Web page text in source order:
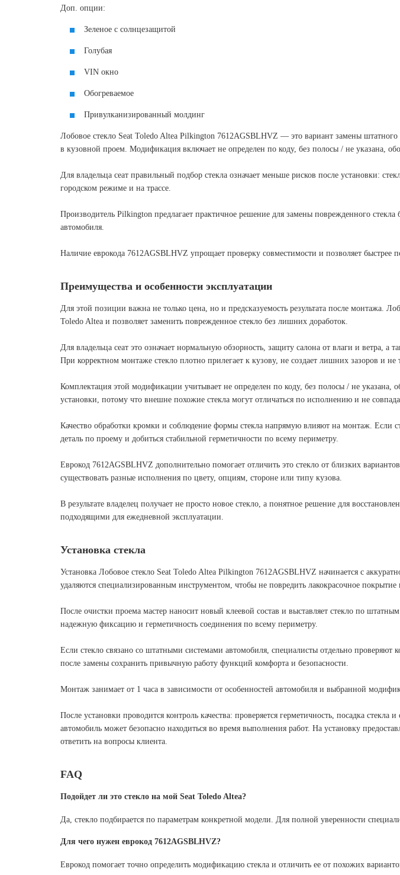
Доп. опции:
Зеленое с солнцезащитой
Голубая
VIN окно
Обогреваемое
Привулканизированный молдинг
Лобовое стекло Seat Toledo Altea Pilkington 7612AGSBLHVZ — это вариант замены
в кузовной проем. Модификация включает не определен по коду, без полосы / не указана,
Для владельца сеат правильный подбор стекла означает меньше рисков после установки:
городском режиме и на трассе.
Производитель Pilkington предлагает практичное решение для замены поврежденного
автомобиля.
Наличие еврокода 7612AGSBLHVZ упрощает проверку совместимости и позволяет быстрее
Преимущества и особенности эксплуатации
Для этой позиции важна не только цена, но и предсказуемость результата после монтажа.
Toledo Altea и позволяет заменить поврежденное стекло без лишних доработок.
Для владельца сеат это означает нормальную обзорность, защиту салона от влаги и ветра,
При корректном монтаже стекло плотно прилегает к кузову, не создает лишних зазоров и не
Комплектация этой модификации учитывает не определен по коду, без полосы / не
установки, потому что внешне похожие стекла могут отличаться по исполнению и не
Качество обработки кромки и соблюдение формы стекла напрямую влияют на монтаж. Если
деталь по проему и добиться стабильной герметичности по всему периметру.
Еврокод 7612AGSBLHVZ дополнительно помогает отличить это стекло от близких
существовать разные исполнения по цвету, опциям, стороне или типу кузова.
В результате владелец получает не просто новое стекло, а понятное решение для
подходящими для ежедневной эксплуатации.
Установка стекла
Установка Лобовое стекло Seat Toledo Altea Pilkington 7612AGSBLHVZ начинается с
удаляются специализированным инструментом, чтобы не повредить лакокрасочное
После очистки проема мастер наносит новый клеевой состав и выставляет стекло по
надежную фиксацию и герметичность соединения по всему периметру.
Если стекло связано со штатными системами автомобиля, специалисты отдельно
после замены сохранить привычную работу функций комфорта и безопасности.
Монтаж занимает от 1 часа в зависимости от особенностей автомобиля и выбранной
После установки проводится контроль качества: проверяется герметичность, посадка
автомобиль может безопасно находиться во время выполнения работ. На установку
ответить на вопросы клиента.
FAQ
Подойдет ли это стекло на мой Seat Toledo Altea?
Да, стекло подбирается по параметрам конкретной модели. Для полной уверенности
Для чего нужен еврокод 7612AGSBLHVZ?
Еврокод помогает точно определить модификацию стекла и отличить ее от похожих